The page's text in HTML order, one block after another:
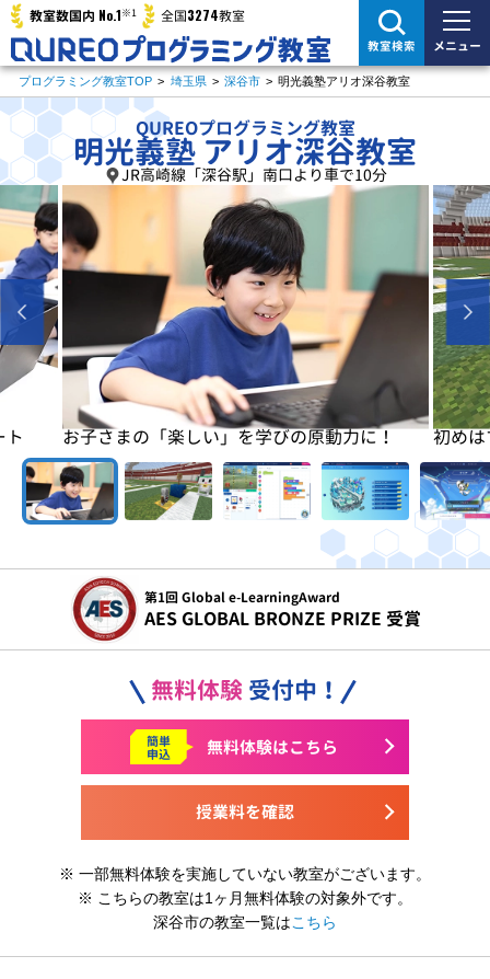
教室数国内 No.1※1 全国3274教室
教室検索 メニュー
プログラミング教室TOP > 埼玉県 > 深谷市 > 明光義塾アリオ深谷教室
QUREOプログラミング教室
明光義塾 アリオ深谷教室
JR高崎線「深谷駅」南口より車で10分
！ 初めはマイクラで楽しく基本を学びます 基本
令和5年度
文部科学省 こども霞が関見学デー 参画
無料体験 受付中！
授業料を確認
簡単
申込 無料体験はこちら
※ 一部無料体験を実施していない教室がございます。
※ こちらの教室は1ヶ月無料体験の対象外です。
深谷市の教室一覧はこちら